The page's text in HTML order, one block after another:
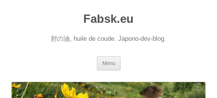
Fabsk.eu
肘の油, huile de coude. Japono-dev-blog.
Menu